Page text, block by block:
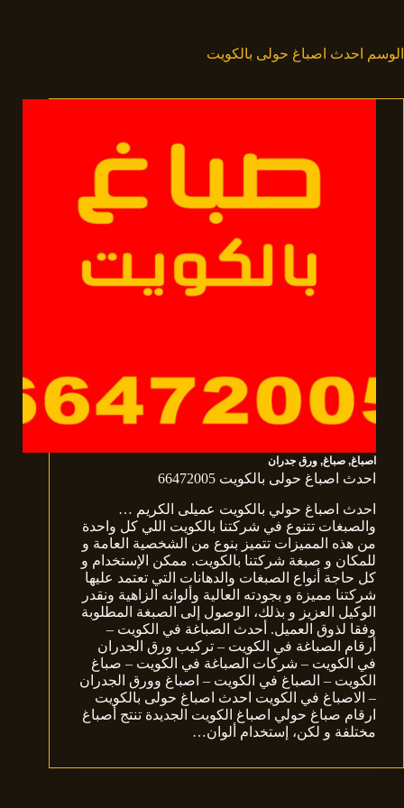
الوسم احدث اصباغ حولى بالكويت
اصباغ, صباغ, ورق جدران
احدث اصباغ حولى بالكويت 66472005
احدث اصباغ حولي بالكويت عميلى الكريم …
والصبغات تتنوع في شركتنا بالكويت اللي كل واحدة
من هذه المميزات تتميز بنوع من الشخصية العامة و
للمكان و صبغة شركتنا بالكويت. ممكن الإستخدام و
كل حاجة أنواع الصبغات والدهانات التي تعتمد عليها
شركتنا مميزة و بجودته العالية وألوانه الزاهية ونقدر
الوكيل العزيز و بذلك، الوصول إلى الصبغة المطلوبة
وفقا لذوق العميل. أحدث الصباغة في الكويت –
أرقام الصباغة في الكويت – تركيب ورق الجدران
في الكويت – شركات الصباغة في الكويت – صباغ
الكويت – الصباغ في الكويت – اصباغ وورق الجدران
– الاصباغ في الكويت احدث اصباغ حولى بالكويت
ارقام صباغ حولي اصباغ الكويت الجديدة تنتج أصباغ
مختلفة و لكن، إستخدام ألوان…